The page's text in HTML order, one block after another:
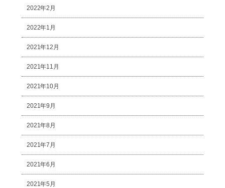
2022年2月
2022年1月
2021年12月
2021年11月
2021年10月
2021年9月
2021年8月
2021年7月
2021年6月
2021年5月